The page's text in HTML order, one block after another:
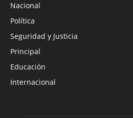
Nacional
Política
Seguridad y Justicia
Principal
Educación
Internacional